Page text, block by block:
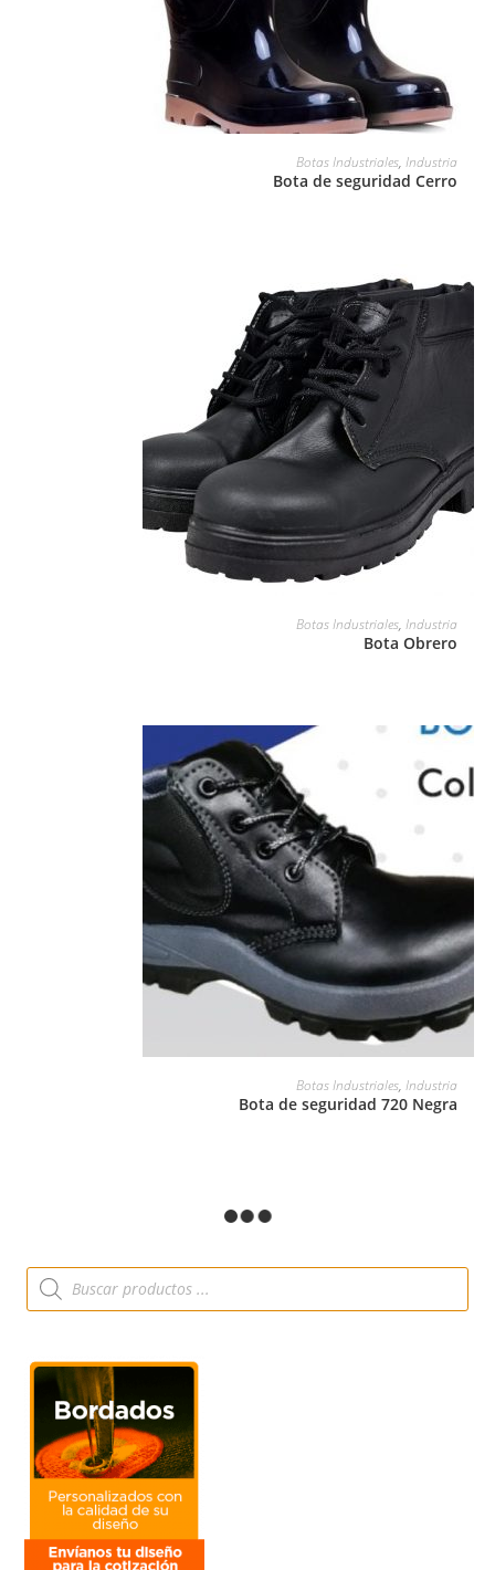
Botas Industriales,Industria
Bota de seguridad Cerro
Botas Industriales,Industria
Bota Obrero
Botas Industriales,Industria
Bota de seguridad 720 Negra